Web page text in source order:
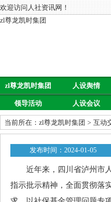
欢迎访问人社资讯网！
zl尊龙凯时集团
zl尊龙凯时集团 人设舆情
领导活动 人设会议
当前所在： zl尊龙凯时集团 > 互动
发布时间：2024-01-05
近年来，四川省泸州市人
指示批示精神，全面贯彻落